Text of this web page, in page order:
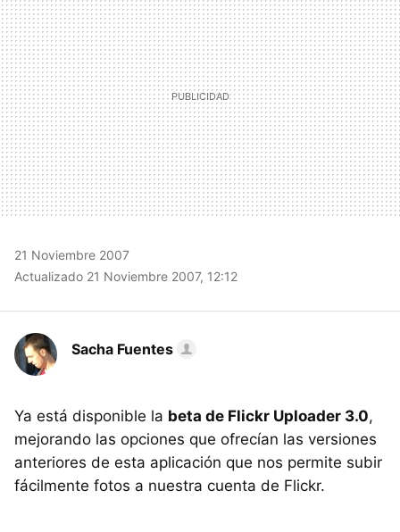
21 Noviembre 2007
Actualizado 21 Noviembre 2007, 12:12
Sacha Fuentes
Ya está disponible la beta de Flickr Uploader 3.0,
mejorando las opciones que ofrecían las versiones
anteriores de esta aplicación que nos permite subir
fácilmente fotos a nuestra cuenta de Flickr.